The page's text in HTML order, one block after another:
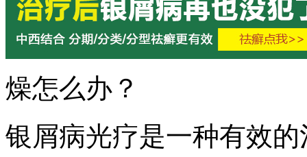
燥怎么办？
银屑病光疗是一种有效